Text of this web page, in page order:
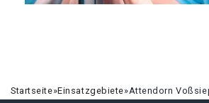
Startseite»Einsatzgebiete»Attendorn